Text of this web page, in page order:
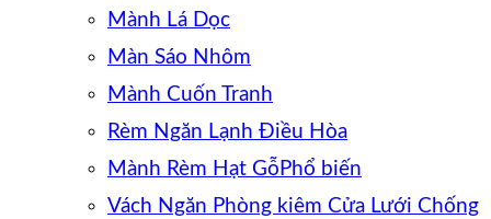
Mành Lá Dọc
Màn Sáo Nhôm
Mành Cuốn Tranh
Rèm Ngăn Lạnh Điều Hòa
Mành Rèm Hạt Gỗ
Vách Ngăn Phòng kiêm Cửa Lưới Chống